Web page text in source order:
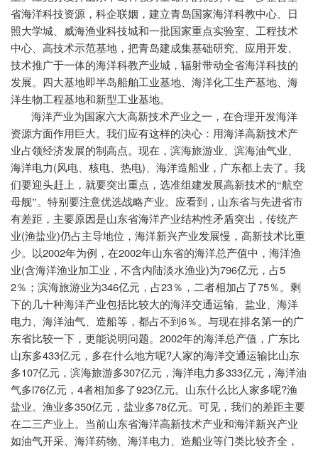
省海洋科技资源，科企联姻，建立青岛国家海洋科教中心、日
照大学城、威海渔业科技城和一批国家重点实验室、工程技术
中心、高技术示范基地，把青岛建成集基础研究、应用开发、
技术推广于一体的海洋科教产业城，辐射带动全省海洋科技的
发展。四大基地即半岛船舶工业基地、海洋化工生产基地、海
洋生物工程基地和新型工业基地。
海洋产业为国家六大高新技术产业之一，在合理开发海洋
资源方面作用巨大。我们应有这样的决心：用海洋高新技术产
业占领经济发展的制高点。现在，滨海旅游业、滨海油气业、
海洋电力(风电、核电、热电)、海洋造船业，广东都上去了。我
们要迎头赶上，就要突出重点，选准组建发展高新技术的“航空
母舰”。特别要注意优选战略产业。应看到，山东省与先进省市
有差距，主要原因是山东省海洋产业结构性矛盾突出，传统产
业(渔盐业)仍占主导地位，海洋新兴产业发展慢，高新技术比重
少。以2002年为例，在2002年山东省的海洋总产值中，海洋渔
业(含海洋渔业加工业，不含内陆淡水渔业)为796亿元，占5
2％；滨海旅游业为346亿元，占23％，二者相加占了75％。剩
下的几十种海洋产业包括比较大的海洋交通运输、盐业、海洋
电力、海洋油气、造船等，都占不到 6％。与现在排名第一的广
东省比较一下，更能说明问题。 2002年的海洋总产值，广东比
山东多433亿元，多在什么地方呢?人家的海洋交通运输比山东
多107亿元，滨海旅游多307亿元，海洋电力多333亿元，海洋油
气多l76亿元， 4者相加多了923亿元。山东什么比人家多呢?渔
盐业。渔业多350亿元，盐业多78亿元。可见，我们的差距主要
在二三产业上。当前山东省海洋高新技术产业和海洋新兴产业
如油气开采、海洋药物、海洋电力、造船业等门类比较齐全，